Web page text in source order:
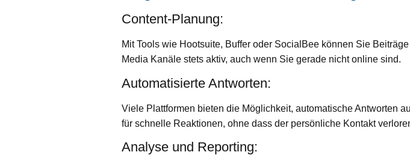
Content-Planung:
Mit Tools wie Hootsuite, Buffer oder SocialBee können Sie
Media Kanäle stets aktiv, auch wenn Sie gerade nicht online sind.
Automatisierte Antworten:
Viele Plattformen bieten die Möglichkeit, automatische Antworten
für schnelle Reaktionen, ohne dass der persönliche Kontakt
Analyse und Reporting: